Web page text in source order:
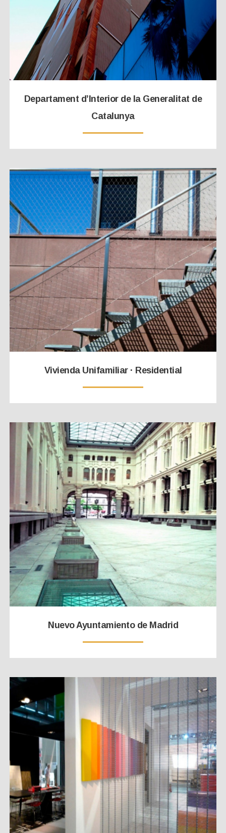
Departament d’Interior de la Generalitat de
Catalunya
Vivienda Unifamiliar · Residential
Nuevo Ayuntamiento de Madrid